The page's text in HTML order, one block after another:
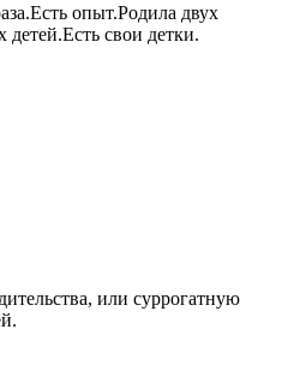
опыт.Родила двух
детей.Есть свои детки.
или суррогатную